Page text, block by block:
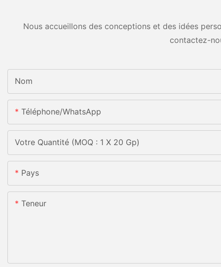
Nous accueillons des conceptions et des idées
contactez-
Nom
Téléphone/WhatsApp
Votre Quantité (MOQ : 1 X 20 Gp)
Pays
Teneur